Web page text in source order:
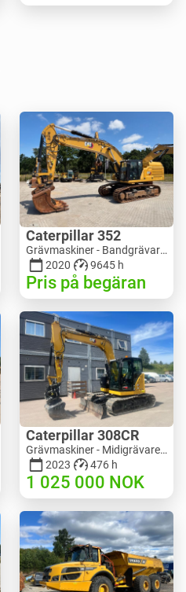
Caterpillar 352
Grävmaskiner - Bandgrävare | M728-6217 | RGTRNL26-10341
2020
9645 h
Pris på begäran
Caterpillar 308CR
Grävmaskiner - Midigrävare 3-10 t | M318-2895 | RGTR26048
2023
476 h
1 025 000 NOK